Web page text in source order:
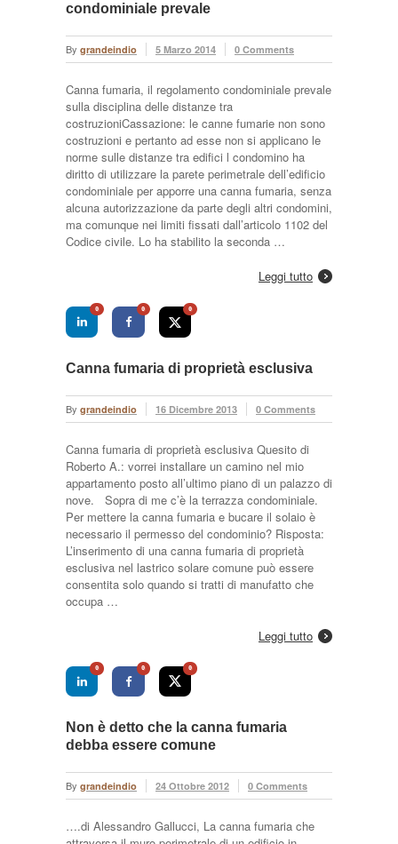
condominiale prevale
By grandeindio 5 Marzo 2014 0 Comments
Canna fumaria, il regolamento condominiale prevale
sulla disciplina delle distanze tra
costruzioniCassazione: le canne fumarie non sono
costruzioni e pertanto ad esse non si applicano le
norme sulle distanze tra edifici l condomino ha
diritto di utilizzare la parete perimetrale dell’edificio
condominiale per apporre una canna fumaria, senza
alcuna autorizzazione da parte degli altri condomini,
ma comunque nei limiti fissati dall’articolo 1102 del
Codice civile. Lo ha stabilito la seconda …
Leggi tutto
0 0 0
Canna fumaria di proprietà esclusiva
By grandeindio 16 Dicembre 2013 0 Comments
Canna fumaria di proprietà esclusiva Quesito di
Roberto A.: vorrei installare un camino nel mio
appartamento posto all’ultimo piano di un palazzo di
nove. Sopra di me c’è la terrazza condominiale.
Per mettere la canna fumaria e bucare il solaio è
necessario il permesso del condominio? Risposta:
L’inserimento di una canna fumaria di proprietà
esclusiva nel lastrico solare comune può essere
consentita solo quando si tratti di manufatto che
occupa …
Leggi tutto
0 0 0
Non è detto che la canna fumaria
debba essere comune
By grandeindio 24 Ottobre 2012 0 Comments
….di Alessandro Gallucci, La canna fumaria che